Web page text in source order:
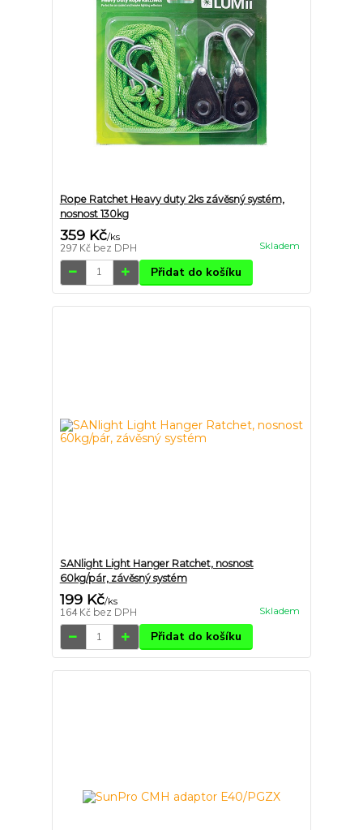
Rope Ratchet Heavy duty 2ks závěsný systém,
nosnost 130kg
359 Kč/ks
297 Kč bez DPH Skladem
Přidat do košíku
SANlight Light Hanger Ratchet, nosnost
60kg/pár, závěsný systém
199 Kč/ks
164 Kč bez DPH Skladem
Přidat do košíku